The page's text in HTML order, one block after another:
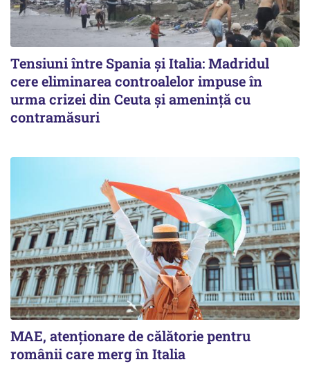
Tensiuni între Spania și Italia: Madridul
cere eliminarea controalelor impuse în
urma crizei din Ceuta și amenință cu
contramăsuri
MAE, atenționare de călătorie pentru
românii care merg în Italia